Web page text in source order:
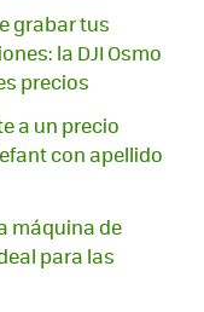
grabar tus
la DJI Osmo
precios
a un precio
con apellido
máquina de
para las